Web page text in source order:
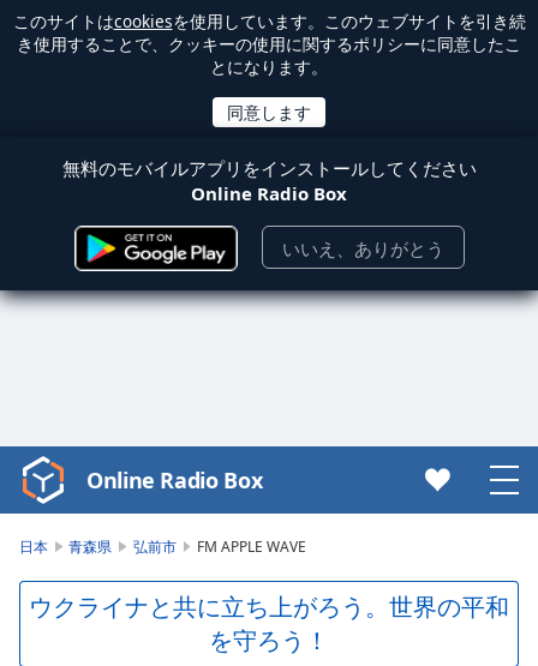
このサイトはcookiesを使用しています。このウェブサイトを引き続
き使用することで、クッキーの使用に関するポリシーに同意したこ
とになります。
無料のモバイルアプリをインストールしてください
Online Radio Box
いいえ、ありがとう
Video
Player
Play
Video
Online Radio Box
日本 青森県 弘前市 FM APPLE WAVE
ウクライナと共に立ち上がろう。世界の平和
を守ろう！